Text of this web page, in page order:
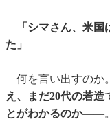
「シマさん、米
た」
何を言い出すのか。
え、まだ20代の若造
とがわかるのか――。